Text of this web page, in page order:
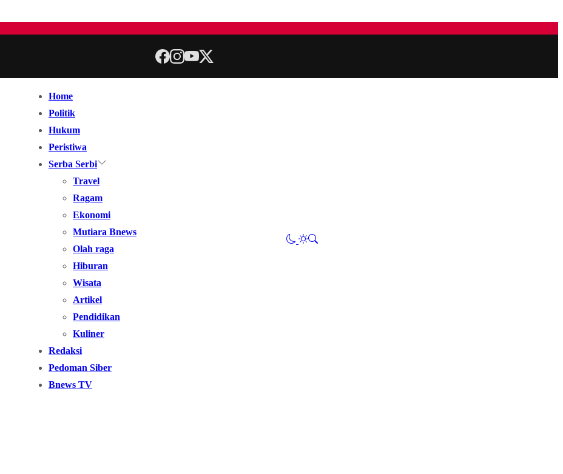
Home
Politik
Hukum
Peristiwa
Serba Serbi
Travel
Ragam
Ekonomi
Mutiara Bnews
Olah raga
Hiburan
Wisata
Artikel
Pendidikan
Kuliner
Redaksi
Pedoman Siber
Bnews TV